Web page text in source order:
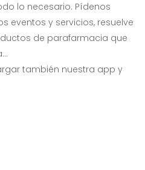
lo necesario. Pídenos
eventos y servicios, resuelve
de parafarmacia que
también nuestra app y